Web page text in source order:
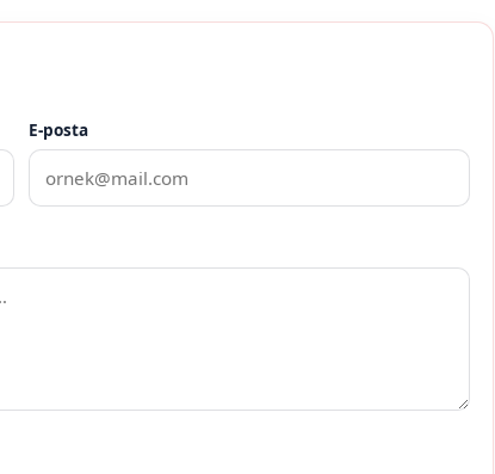
E-posta